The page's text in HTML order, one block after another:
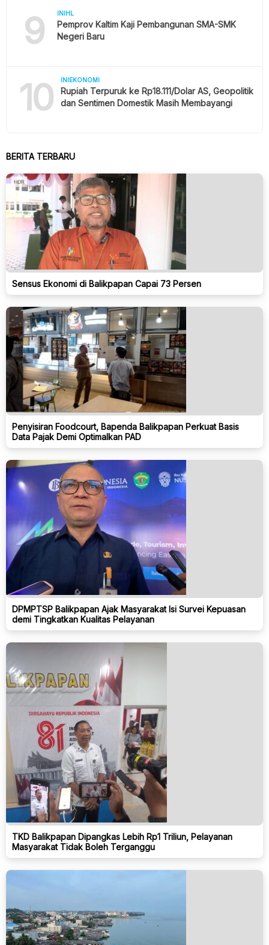
9 INIHL
Pemprov Kaltim Kaji Pembangunan SMA-SMK
Negeri Baru
10 INIEKONOMI
Rupiah Terpuruk ke Rp18.111/Dolar AS, Geopolitik
dan Sentimen Domestik Masih Membayangi
BERITA TERBARU
Sensus Ekonomi di Balikpapan Capai 73 Persen
Penyisiran Foodcourt, Bapenda Balikpapan Perkuat Basis
Data Pajak Demi Optimalkan PAD
DPMPTSP Balikpapan Ajak Masyarakat Isi Survei Kepuasan
demi Tingkatkan Kualitas Pelayanan
TKD Balikpapan Dipangkas Lebih Rp1 Triliun, Pelayanan
Masyarakat Tidak Boleh Terganggu